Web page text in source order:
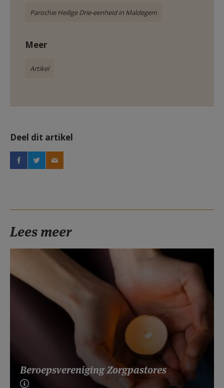
Parochie Heilige Drie-eenheid in Maldegem
Meer
Artikel
Deel dit artikel
Lees meer
Beroepsvereniging Zorgpastores